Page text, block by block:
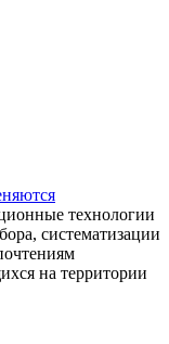
технологии
систематизации
на территории